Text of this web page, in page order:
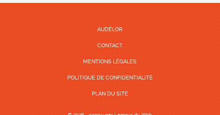
AUDÉLOR
CONTACT
MENTIONS LÉGALES
POLITIQUE DE CONFIDENTIALITÉ
PLAN DU SITE